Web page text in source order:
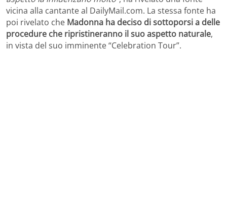
vicina alla cantante al DailyMail.com. La stessa fonte ha
poi rivelato che Madonna ha deciso di sottoporsi a delle
procedure che ripristineranno il suo aspetto naturale,
in vista del suo imminente “Celebration Tour”.